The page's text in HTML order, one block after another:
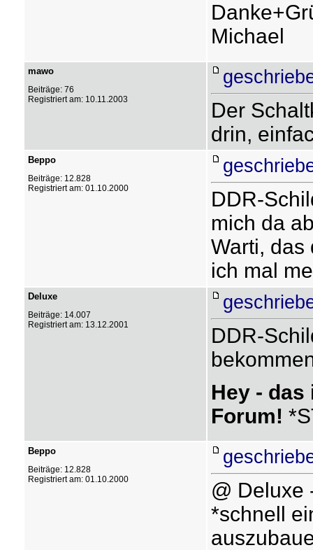
Michael
mawo
Beiträge: 76
Registriert am: 10.11.2003
Der
drin,
Beppo
Beiträge: 12.828
Registriert am: 01.10.2000
DDR-
mich da
Warti, das
ich mal
Deluxe
Beiträge: 14.007
Registriert am: 13.12.2001
DDR-
Hey -
Forum!
Beppo
Beiträge: 12.828
Registriert am: 01.10.2000
@ Deluxe
*schnell